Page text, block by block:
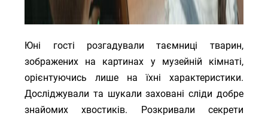
Юні гості розгадували таємниці тварин,
зображених на картинах у музейній кімнаті,
орієнтуючись лише на їхні характеристики.
Досліджували та шукали заховані сліди добре
знайомих хвостиків. Розкривали секрети